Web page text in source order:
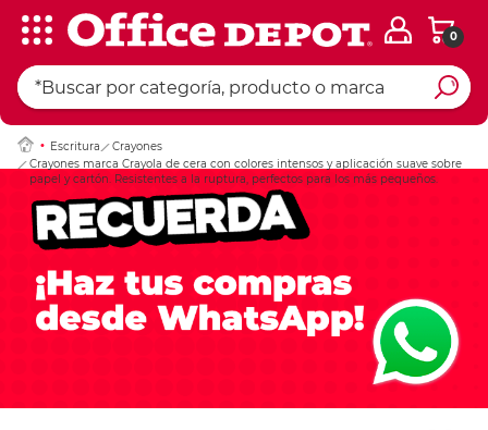
0
Escritura
Crayones
Crayones marca Crayola de cera con colores intensos y aplicación suave sobre
papel y cartón. Resistentes a la ruptura, perfectos para los más pequeños.
Ingresar Codigo